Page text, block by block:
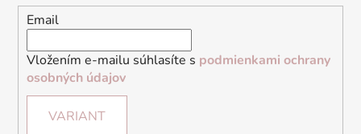
Email
Vložením e-mailu súhlasíte s podmienkami ochrany
osobných údajov
VARIANT